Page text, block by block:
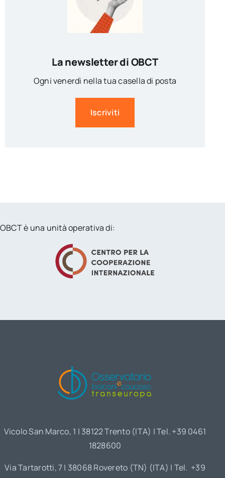
La newsletter di OBCT
Ogni venerdì nella tua casella di posta
Iscriviti
OBCT è una unità operativa di:
Vicolo San Marco, 1 | 38122 Trento (ITA) | Tel. +39 0461
1828600
Via Tartarotti, 7 | 38068 Rovereto (TN) (ITA) | Tel. +39